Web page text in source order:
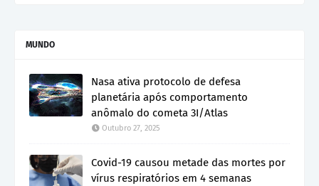
MUNDO
Nasa ativa protocolo de defesa
planetária após comportamento
anômalo do cometa 3I/Atlas
Outubro 27, 2025
Covid-19 causou metade das mortes por
vírus respiratórios em 4 semanas